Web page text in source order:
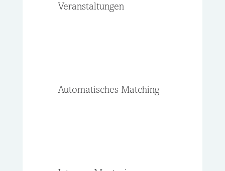
Veranstaltungen
Automatisches Matching